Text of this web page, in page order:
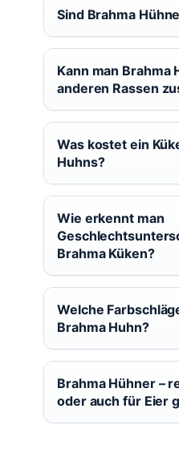
Sind Brahma
Kann man Brahma
anderen Rassen
Was kostet ein
Huhns?
Wie erkennt man
Brahma Küken?
Welche
Brahma Huhn?
Brahma Hühner –
oder auch für Eier